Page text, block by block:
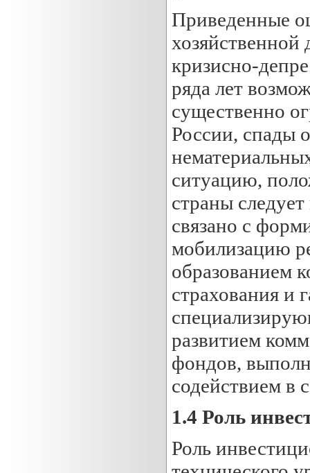
Приведенные
хозяйственной
кризисно-
ряда лет
существенно
России, спады
ситуацию,
страны
связано с
мобилизацию
образованием
страхования и
развитием
фондов,
содействием в
1.4 Роль
Роль